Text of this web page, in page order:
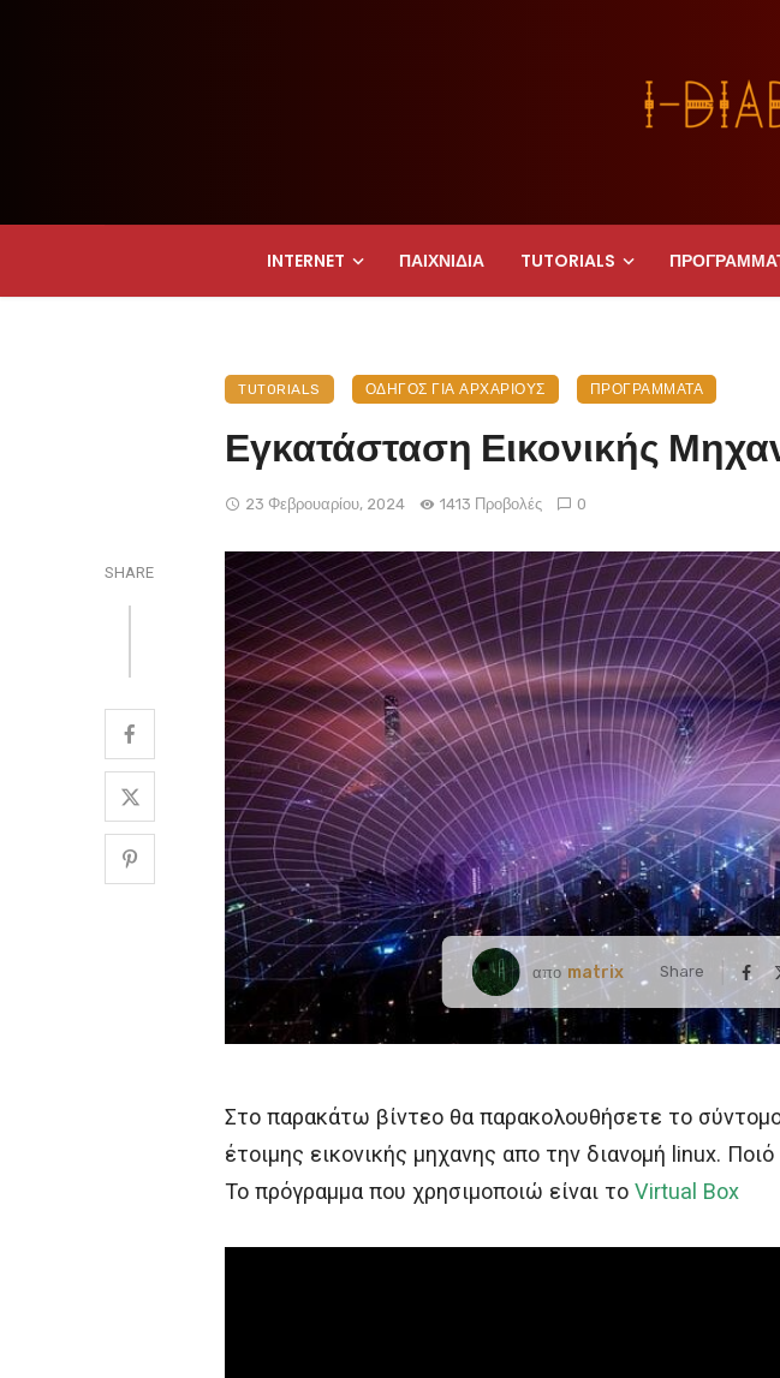
INTERNET ΠΑΙΧΝΊΔΙΑ TUTORIALS
TUTORIALS ΟΔΗΓΌΣ ΓΙΑ ΑΡΧΆΡΙΟΥΣ ΠΡΟΓΡΑΜΜΑΤΑ
Εγκατάσταση Εικονικής
23 Φεβρουαρίου, 2024 1413 Προβολές 0
SHARE
απο matrix Share
Στο παρακάτω βίντεο θα παρακολουθήσετε το
έτοιμης εικονικής μηχανης απο την διανομή linux.
Το πρόγραμμα που χρησιμοποιώ είναι το Virtual Box